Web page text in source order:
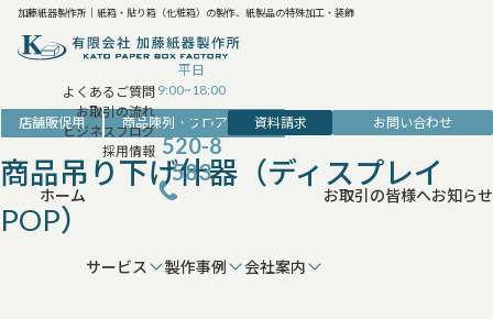
加藤紙器製作所｜紙箱・貼り箱（化粧箱）の製作、紙製品の特殊加工・装飾
よくあるご質問
お取引の流れ
ビジネスブログ
採用情報
平日
9:00~18:00
042-
520-8
583
資料請求 お問い合わせ
ホーム
サービス 製作事例 会社案内
お取引の皆様へお知らせ
店舗販促用 商品陳列・フロア展示用
商品吊り下げ什器（ディスプレイ
POP）